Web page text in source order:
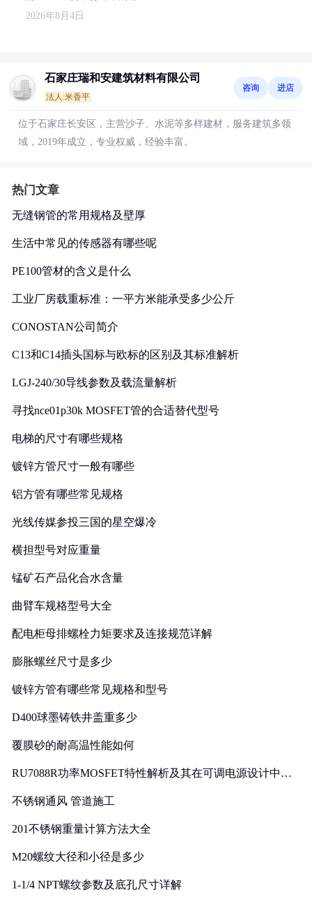
2026年8月4日
石家庄瑞和安建筑材料有限公司
法人:米香平
咨询 进店
位于石家庄长安区，主营沙子、水泥等多样建材，服务建筑多领
域，2019年成立，专业权威，经验丰富。
热门文章
无缝钢管的常用规格及壁厚
生活中常见的传感器有哪些呢
PE100管材的含义是什么
工业厂房载重标准：一平方米能承受多少公斤
CONOSTAN公司简介
C13和C14插头国标与欧标的区别及其标准解析
LGJ-240/30导线参数及载流量解析
寻找nce01p30k MOSFET管的合适替代型号
电梯的尺寸有哪些规格
镀锌方管尺寸一般有哪些
铝方管有哪些常见规格
光线传媒参投三国的星空爆冷
横担型号对应重量
锰矿石产品化合水含量
曲臂车规格型号大全
配电柜母排螺栓力矩要求及连接规范详解
膨胀螺丝尺寸是多少
镀锌方管有哪些常见规格和型号
D400球墨铸铁井盖重多少
覆膜砂的耐高温性能如何
RU7088R功率MOSFET特性解析及其在可调电源设计中的
不锈钢通风 管道施工
201不锈钢重量计算方法大全
M20螺纹大径和小径是多少
1-1/4 NPT螺纹参数及底孔尺寸详解